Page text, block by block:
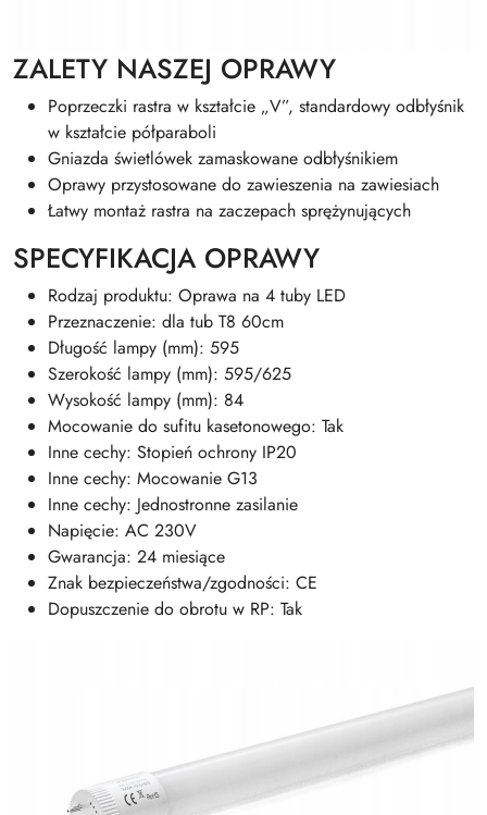
ZALETY NASZEJ OPRAWY
Poprzeczki rastra w kształcie „V”, standardowy odbłyśnik
w kształcie półparaboli
Gniazda świetlówek zamaskowane odbłyśnikiem
Oprawy przystosowane do zawieszenia na zawiesiach
Łatwy montaż rastra na zaczepach sprężynujących
SPECYFIKACJA OPRAWY
Rodzaj produktu: Oprawa na 4 tuby LED
Przeznaczenie: dla tub T8 60cm
Długość lampy (mm): 595
Szerokość lampy (mm): 595/625
Wysokość lampy (mm): 84
Mocowanie do sufitu kasetonowego: Tak
Inne cechy: Stopień ochrony IP20
Inne cechy: Mocowanie G13
Inne cechy: Jednostronne zasilanie
Napięcie: AC 230V
Gwarancja: 24 miesiące
Znak bezpieczeństwa/zgodności: CE
Dopuszczenie do obrotu w RP: Tak